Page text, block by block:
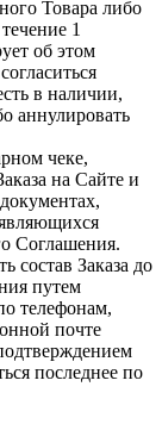
Товара либо
1
об этом
в наличии,
аннулировать
чеке,
на Сайте и
Соглашения.
состав Заказа до
путем
телефонам,
почте
последнее по